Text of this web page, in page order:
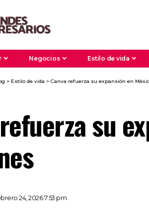
Negocios Estilo de vida
> Estilo de vida > Canva refuerza su expansión en
su
24, 2026 7:53 pm